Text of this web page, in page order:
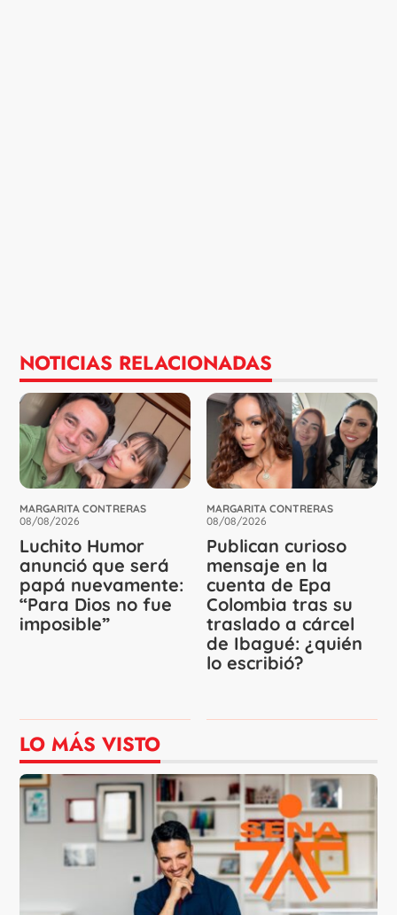
NOTICIAS RELACIONADAS
MARGARITA CONTRERAS
08/08/2026
Luchito Humor
anunció que será
papá nuevamente:
“Para Dios no fue
imposible”
MARGARITA CONTRERAS
08/08/2026
Publican curioso
mensaje en la
cuenta de Epa
Colombia tras su
traslado a cárcel
de Ibagué: ¿quién
lo escribió?
LO MÁS VISTO